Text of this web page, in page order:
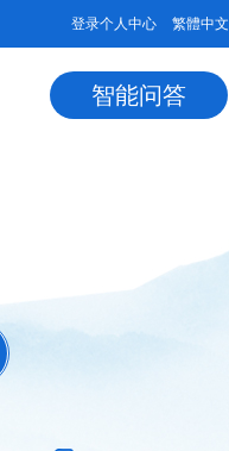
登录个人中心 繁體中文
智能问答